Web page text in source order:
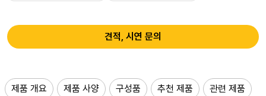
견적, 시연 문의
제품 개요 제품 사양 구성품 추천 제품 관련 제품